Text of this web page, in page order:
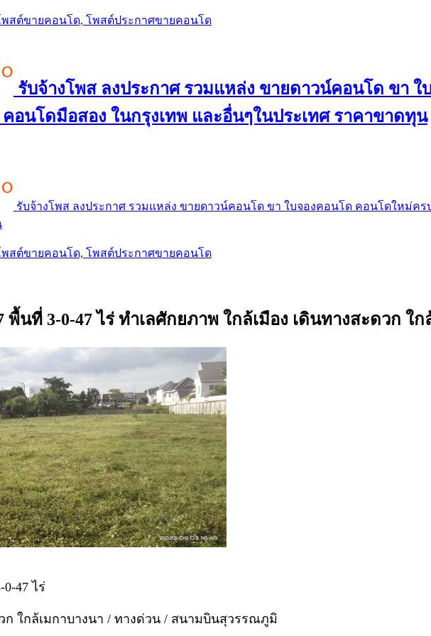
พสต์ขายคอนโด, โพสต์ประกาศขายคอนโด
รับจ้างโพส ลงประกาศ รวมแหล่ง ขายดาวน์คอนโด ขา
อนโดมือสอง ในกรุงเทพ และอื่นๆในประเทศ ราคาขาดทุน
รับจ้างโพส ลงประกาศ รวมแหล่ง ขายดาวน์คอนโด ขา ใบจองคอนโด คอนโดใหม่ค
พสต์ขายคอนโด, โพสต์ประกาศขายคอนโด
นที่ 3-0-47 ไร่ ทำเลศักยภาพ ใกล้เมือง เดินทางสะดวก ใก
47 ไร่
ก ใกล้เมกาบางนา / ทางด่วน / สนามบินสุวรรณภูมิ